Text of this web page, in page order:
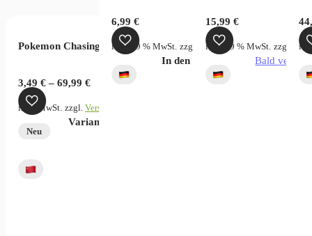
Pokemon Chasing Glory Together Chinese
3,49€–69,99€
inkl. MwSt. zzgl.Versandkosten
Variante wählen
Neu
6,99€
inkl. 19 % MwSt. zzgl. Versandkosten
In den Warenkorb
15,99 €
inkl. 19 % MwSt. zzgl.
Bald